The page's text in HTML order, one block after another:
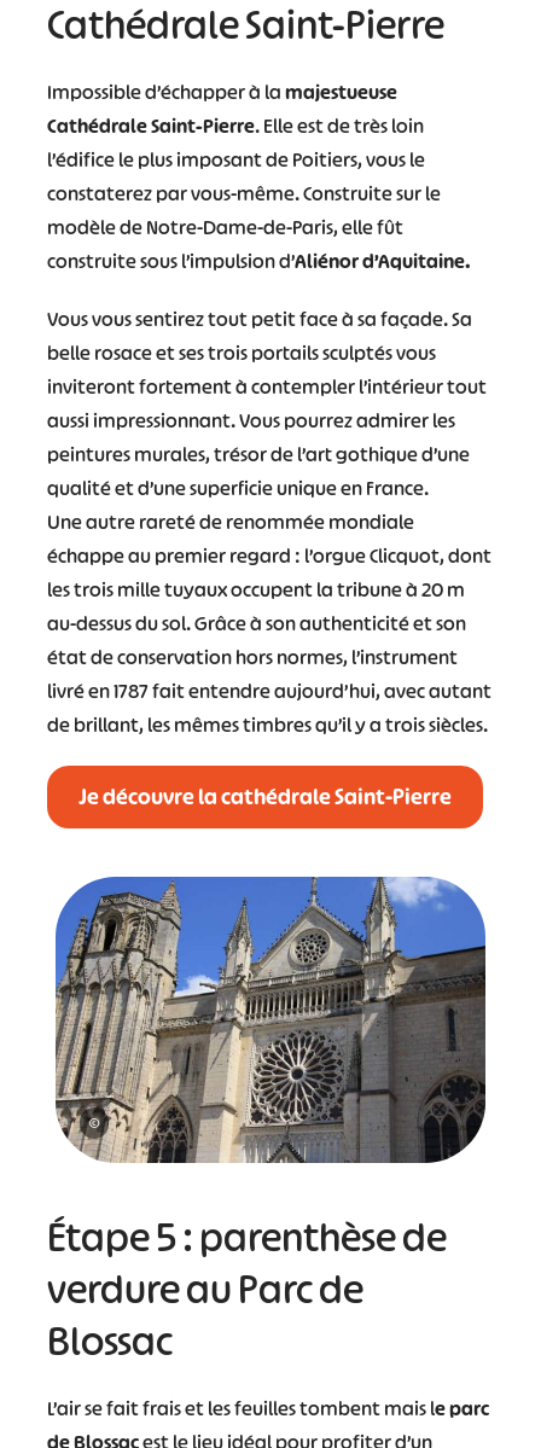
Cathédrale Saint-Pierre
Impossible d’échapper à lamajestueuse
Cathédrale Saint-Pierre. Elle est de très loin
l’édifice le plus imposant de Poitiers, vous le
constaterez par vous-même. Construite sur le
modèle de Notre-Dame-de-Paris, elle fût
construite sous l’impulsion d’Aliénor d’Aquitaine.
Vous vous sentirez tout petit face à sa façade. Sa
belle rosace et ses trois portails sculptés vous
inviteront fortement à contempler l’intérieur tout
aussi impressionnant. Vous pourrez admirer les
peintures murales, trésor de l’art gothique d’une
qualité et d’une superficie unique en France.
Une autre rareté de renommée mondiale
échappe au premier regard : l’orgue Clicquot, dont
les trois mille tuyaux occupent la tribune à 20 m
au-dessus du sol. Grâce à son authenticité et son
état de conservation hors normes, l’instrument
livré en 1787 fait entendre aujourd’hui, avec autant
de brillant, les mêmes timbres qu’il y a trois siècles.
Je découvre la cathédrale Saint-Pierre
©
Étape 5 : parenthèse de
verdure au Parc de
Blossac
L’air se fait frais et les feuilles tombent mais le parc
de Blossacest le lieu idéal pour profiter d’un